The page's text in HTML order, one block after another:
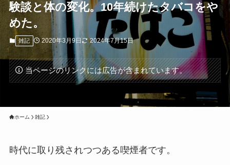
験談と体の変化。10年続けたタバコをや
めた。
雑記 2020年3月9日 2024年7月15日
当ページのリンクには広告が含まれています。
ホーム 雑記
時代に取り残されつつある喫煙者です。